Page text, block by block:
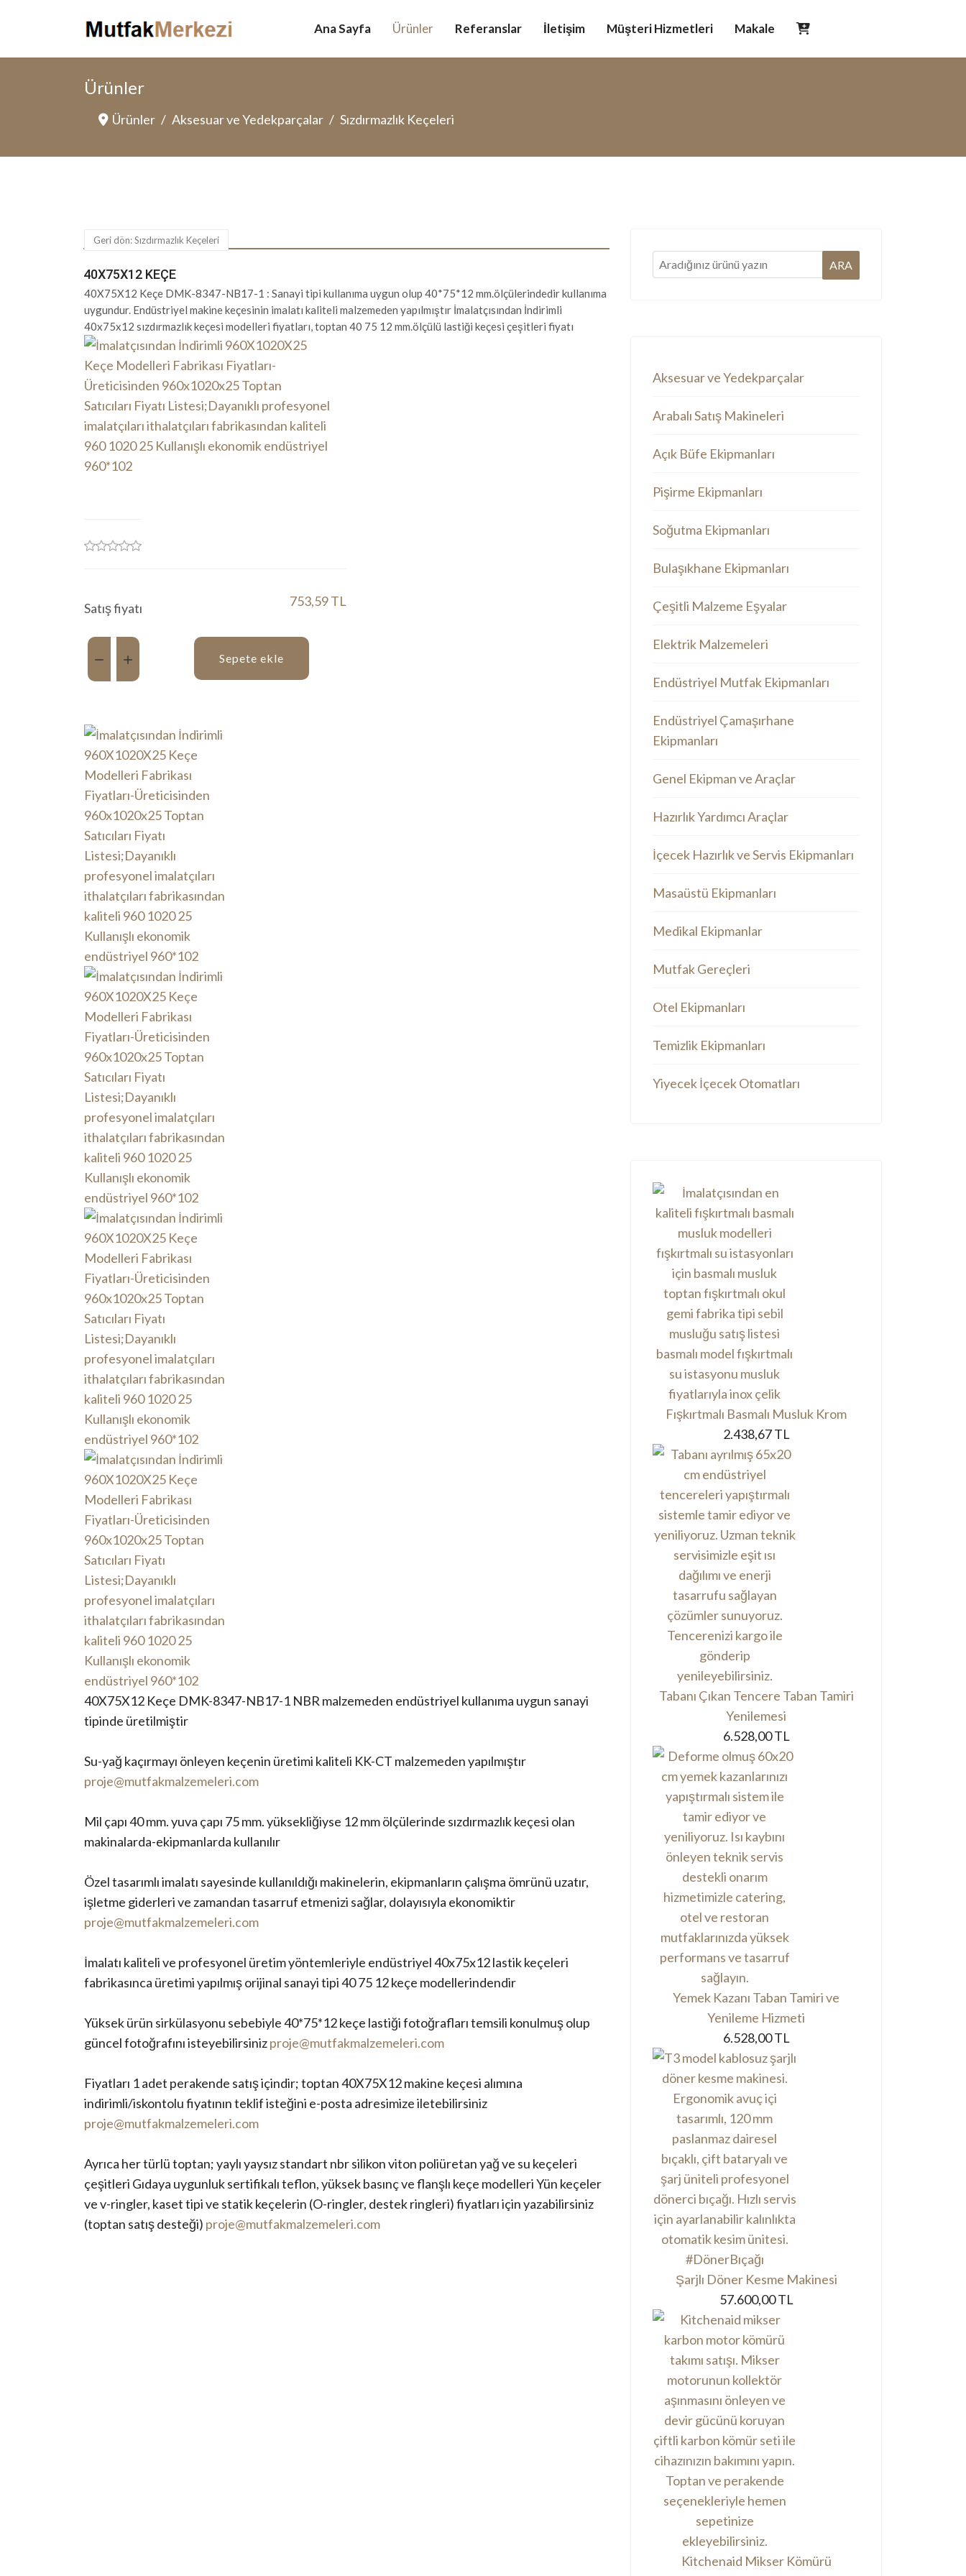
Ana Sayfa Ürünler Referanslar İletişim Müşteri Hizmetleri Makale
Ürünler
Ürünler Aksesuar ve Yedekparçalar Sızdırmazlık Keçeleri
Geri dön: Sızdırmazlık Keçeleri
40X75X12 KEÇE
40X75X12 Keçe DMK-8347-NB17-1 : Sanayi tipi kullanıma uygun olup 40*75*12 mm.ölçülerindedir kullanıma
uygundur. Endüstriyel makine keçesinin imalatı kaliteli malzemeden yapılmıştır İmalatçısından İndirimli
40x75x12 sızdırmazlık keçesi modelleri fiyatları, toptan 40 75 12 mm.ölçülü lastiği keçesi çeşitleri fiyatı
Satış fiyatı 753,59 TL
Miktar:
Sepete ekle
40X75X12 Keçe DMK-8347-NB17-1 NBR malzemeden endüstriyel kullanıma uygun sanayi
tipinde üretilmiştir
Su-yağ kaçırmayı önleyen keçenin üretimi kaliteli KK-CT malzemeden yapılmıştır
proje@mutfakmalzemeleri.com
Mil çapı 40 mm. yuva çapı 75 mm. yüksekliğiyse 12 mm ölçülerinde sızdırmazlık keçesi olan
makinalarda-ekipmanlarda kullanılır
Özel tasarımlı imalatı sayesinde kullanıldığı makinelerin, ekipmanların çalışma ömrünü uzatır,
işletme giderleri ve zamandan tasarruf etmenizi sağlar, dolayısıyla ekonomiktir
proje@mutfakmalzemeleri.com
İmalatı kaliteli ve profesyonel üretim yöntemleriyle endüstriyel 40x75x12 lastik keçeleri
fabrikasınca üretimi yapılmış orijinal sanayi tipi 40 75 12 keçe modellerindendir
Yüksek ürün sirkülasyonu sebebiyle 40*75*12 keçe lastiği fotoğrafları temsili konulmuş olup
güncel fotoğrafını isteyebilirsinizproje@mutfakmalzemeleri.com
Fiyatları 1 adet perakende satış içindir; toptan 40X75X12 makine keçesi alımına
indirimli/iskontolu fiyatının teklif isteğini e-posta adresimize iletebilirsiniz
proje@mutfakmalzemeleri.com
Ayrıca her türlü toptan; yaylı yaysız standart nbr silikon viton poliüretan yağ ve su keçeleri
çeşitleri Gıdaya uygunluk sertifikalı teflon, yüksek basınç ve flanşlı keçe modelleri Yün keçeler
ve v-ringler, kaset tipi ve statik keçelerin (O-ringler, destek ringleri) fiyatları için yazabilirsiniz
(toptan satış desteği) proje@mutfakmalzemeleri.com
Aksesuar ve Yedekparçalar
Arabalı Satış Makineleri
Açık Büfe Ekipmanları
Pişirme Ekipmanları
Soğutma Ekipmanları
Bulaşıkhane Ekipmanları
Çeşitli Malzeme Eşyalar
Elektrik Malzemeleri
Endüstriyel Mutfak Ekipmanları
Endüstriyel Çamaşırhane
Ekipmanları
Genel Ekipman ve Araçlar
Hazırlık Yardımcı Araçlar
İçecek Hazırlık ve Servis Ekipmanları
Masaüstü Ekipmanları
Medikal Ekipmanlar
Mutfak Gereçleri
Otel Ekipmanları
Temizlik Ekipmanları
Yiyecek İçecek Otomatları
Fışkırtmalı Basmalı Musluk Krom
2.438,67 TL
Tabanı Çıkan Tencere Taban Tamiri
Yenilemesi
6.528,00 TL
Yemek Kazanı Taban Tamiri ve
Yenileme Hizmeti
6.528,00 TL
Şarjlı Döner Kesme Makinesi
57.600,00 TL
Kitchenaid Mikser Kömürü